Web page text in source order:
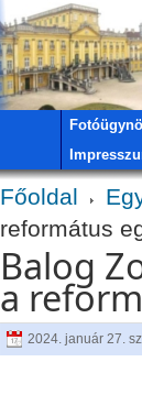
Főoldal
református
Balog
a
2024. január 27.